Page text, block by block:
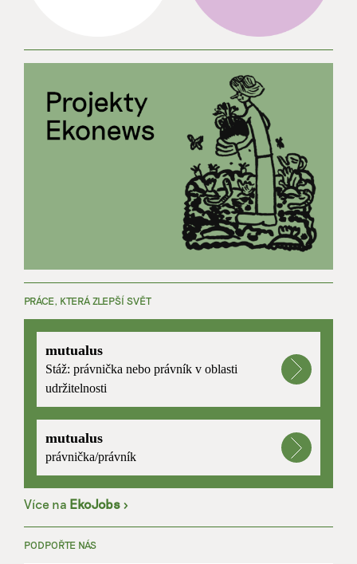
PRÁCE, KTERÁ ZLEPŠÍ SVĚT
mutualus
Stáž: právnička nebo právník v oblasti
udržitelnosti
mutualus
právnička/právník
Více na EkoJobs >
PODPOŘTE NÁS